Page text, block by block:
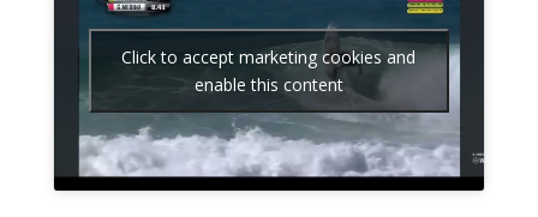
Click to accept marketing cookies and
enable this content